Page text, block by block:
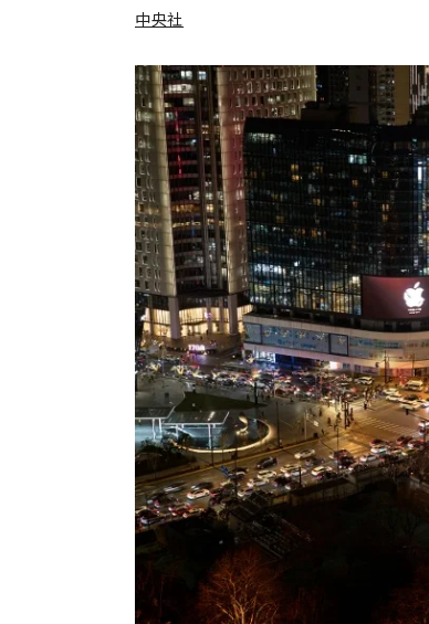
中央社
中央社 加入追蹤